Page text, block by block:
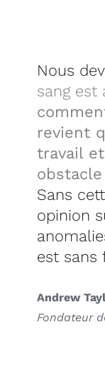
Nous
sang est
revient
travail
Sans
opinion
est sans
Andrew
Fondateur